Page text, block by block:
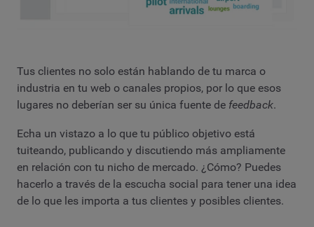
Tus clientes no solo están hablando de tu marca o
industria en tu web o canales propios, por lo que esos
lugares no deberían ser su única fuente de feedback.
Echa un vistazo a lo que tu público objetivo está
tuiteando, publicando y discutiendo más ampliamente
en relación con tu nicho de mercado. ¿Cómo? Puedes
hacerlo a través de la escucha social para tener una idea
de lo que les importa a tus clientes y posibles clientes.